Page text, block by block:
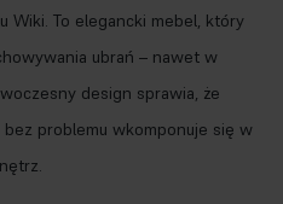
Wiki. To elegancki mebel, który
ubrań – nawet w
design sprawia, że
bez problemu wkomponuje się w